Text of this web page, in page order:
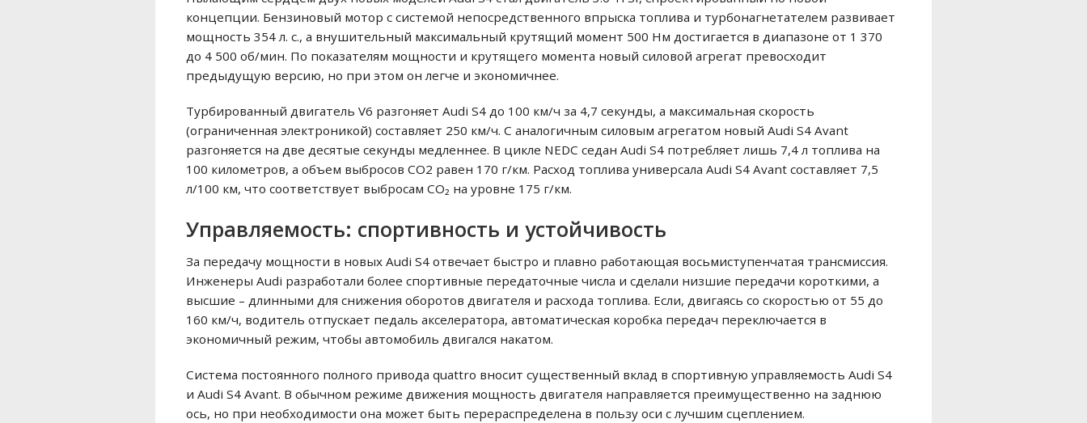
концепции. Бензиновый мотор с системой непосредственного впрыска топлива и турбонагнетателем развивает
мощность 354 л. с., а внушительный максимальный крутящий момент 500 Нм достигается в диапазоне от 1 370
до 4 500 об/мин. По показателям мощности и крутящего момента новый силовой агрегат превосходит
предыдущую версию, но при этом он легче и экономичнее.
Турбированный двигатель V6 разгоняет Audi S4 до 100 км/ч за 4,7 секунды, а максимальная скорость
(ограниченная электроникой) составляет 250 км/ч. С аналогичным силовым агрегатом новый Audi S4 Avant
разгоняется на две десятые секунды медленнее. В цикле NEDC седан Audi S4 потребляет лишь 7,4 л топлива на
100 километров, а объем выбросов CO2 равен 170 г/км. Расход топлива универсала Audi S4 Avant составляет 7,5
л/100 км, что соответствует выбросам CO₂ на уровне 175 г/км.
Управляемость: спортивность и устойчивость
За передачу мощности в новых Audi S4 отвечает быстро и плавно работающая восьмиступенчатая трансмиссия.
Инженеры Audi разработали более спортивные передаточные числа и сделали низшие передачи короткими, а
высшие – длинными для снижения оборотов двигателя и расхода топлива. Если, двигаясь со скоростью от 55 до
160 км/ч, водитель отпускает педаль акселератора, автоматическая коробка передач переключается в
экономичный режим, чтобы автомобиль двигался накатом.
Система постоянного полного привода quattro вносит существенный вклад в спортивную управляемость Audi S4
и Audi S4 Avant. В обычном режиме движения мощность двигателя направляется преимущественно на заднюю
ось, но при необходимости она может быть перераспределена в пользу оси с лучшим сцеплением.